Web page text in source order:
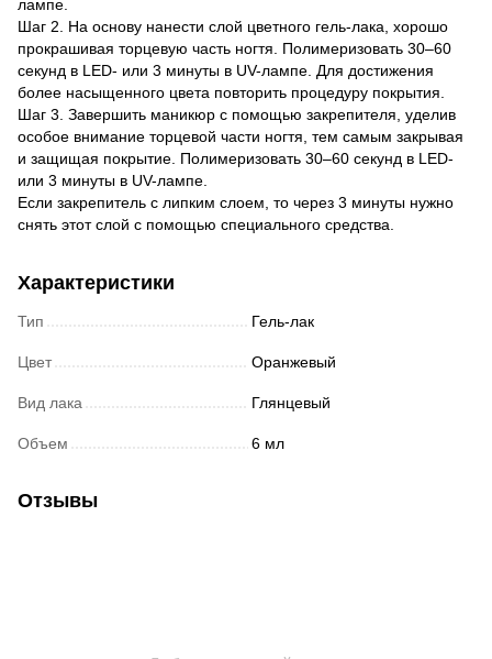
лампе.
Шаг 2. На основу нанести слой цветного гель-лака, хорошо
прокрашивая торцевую часть ногтя. Полимеризовать 30–60
секунд в LED- или 3 минуты в UV-лампе. Для достижения
более насыщенного цвета повторить процедуру покрытия.
Шаг 3. Завершить маникюр с помощью закрепителя, уделив
особое внимание торцевой части ногтя, тем самым закрывая
и защищая покрытие. Полимеризовать 30–60 секунд в LED-
или 3 минуты в UV-лампе.
Если закрепитель с липким слоем, то через 3 минуты нужно
снять этот слой с помощью специального средства.
Характеристики
Тип Гель-лак
Цвет Оранжевый
Вид лака Глянцевый
Объем 6 мл
Отзывы